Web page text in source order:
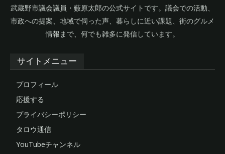
武蔵野市議会議員・藪原太郎の公式サイトです。議会での活動、
市政への提案、地域で伺った声、暮らしに近い課題、街のグルメ
情報まで、何でも雑多に発信しています。
サイトメニュー
プロフィール
応援する
プライバシーポリシー
タロウ通信
YouTubeチャンネル